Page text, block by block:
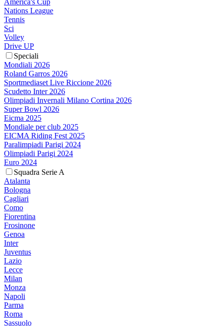
Nations League
Tennis
Sci
Volley
Drive UP
Speciali
Mondiali 2026
Roland Garros 2026
Sportmediaset Live Riccione 2026
Scudetto Inter 2026
Olimpiadi Invernali Milano Cortina 2026
Super Bowl 2026
Eicma 2025
Mondiale per club 2025
EICMA Riding Fest 2025
Paralimpiadi Parigi 2024
Olimpiadi Parigi 2024
Euro 2024
Squadra Serie A
Atalanta
Bologna
Cagliari
Como
Fiorentina
Frosinone
Genoa
Inter
Juventus
Lazio
Lecce
Milan
Monza
Napoli
Parma
Roma
Sassuolo